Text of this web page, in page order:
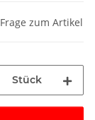
Frage zum Artikel
Stück